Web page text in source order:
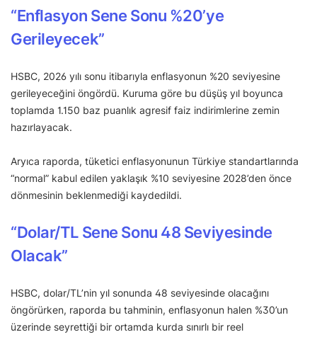
“Enflasyon Sene Sonu %20’ye
Gerileyecek”
HSBC, 2026 yılı sonu itibarıyla enflasyonun %20 seviyesine
gerileyeceğini öngördü. Kuruma göre bu düşüş yıl boyunca
toplamda 1.150 baz puanlık agresif faiz indirimlerine zemin
hazırlayacak.
Aryıca raporda, tüketici enflasyonunun Türkiye standartlarında
“normal” kabul edilen yaklaşık %10 seviyesine 2028’den önce
dönmesinin beklenmediği kaydedildi.
“Dolar/TL Sene Sonu 48 Seviyesinde
Olacak”
HSBC, dolar/TL’nin yıl sonunda 48 seviyesinde olacağını
öngörürken, raporda bu tahminin, enflasyonun halen %30’un
üzerinde seyrettiği bir ortamda kurda sınırlı bir reel